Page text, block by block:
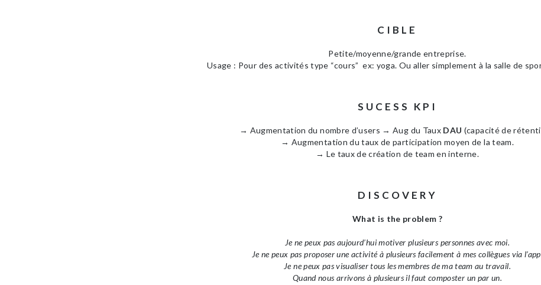
CIBLE
Petite/moyenne/grande entreprise.
Usage : Pour des activités type “cours” ex: yoga. Ou aller simplement à la salle de
SUCESS KPI
→ Augmentation du nombre d’users → Aug du Taux DAU (capacité de
→ Augmentation du taux de participation moyen de la team.
→ Le taux de création de team en interne.
DISCOVERY
What is the problem ?
Je ne peux pas aujourd’hui motiver plusieurs personnes avec moi.
Je ne peux pas proposer une activité à plusieurs facilement à mes collègues via
Je ne peux pas visualiser tous les membres de ma team au travail.
Quand nous arrivons à plusieurs il faut composter un par un.